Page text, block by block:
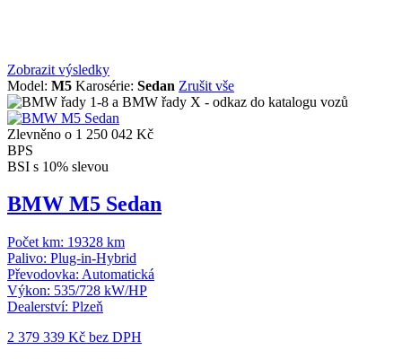
Zobrazit výsledky
Model: M5 Karosérie: Sedan Zrušit vše
Zlevněno o 1 250 042 Kč
BPS
BSI s 10% slevou
BMW M5 Sedan
Počet km: 19328 km
Palivo: Plug-in-Hybrid
Převodovka: Automatická
Výkon: 535/728 kW/HP
Dealerství: Plzeň
2 379 339 Kč bez DPH